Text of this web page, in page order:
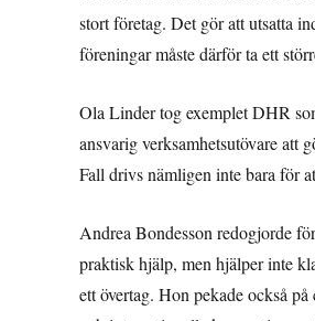
stort företag. Det gör att utsatta
föreningar måste därför ta ett
Ola Linder tog exemplet DHR
ansvarig verksamhetsutövare att
Fall drivs nämligen inte bara för
Andrea Bondesson redogjorde
praktisk hjälp, men hjälper inte
ett övertag. Hon pekade också